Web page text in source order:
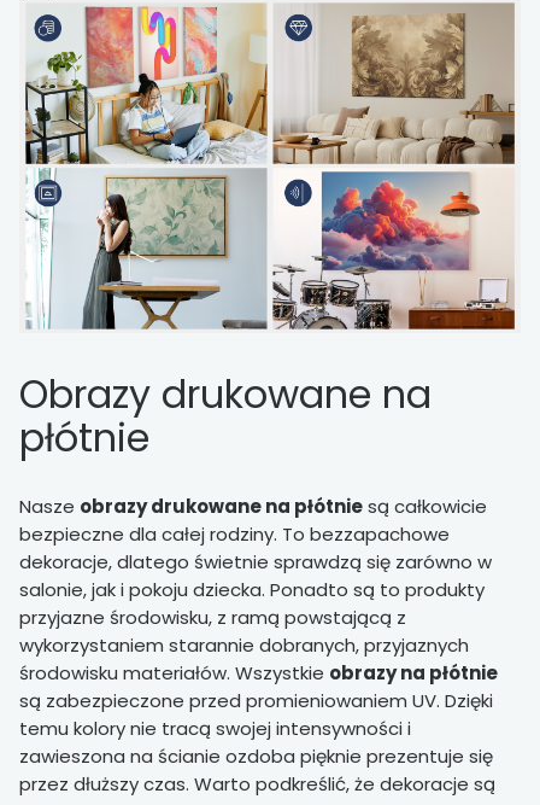
Obrazy drukowane na
płótnie
Nasze obrazy drukowane na płótniesą całkowicie
bezpieczne dla całej rodziny. To bezzapachowe
dekoracje, dlatego świetnie sprawdzą się zarówno w
salonie, jak i pokoju dziecka. Ponadto są to produkty
przyjazne środowisku, z ramą powstającą z
wykorzystaniem starannie dobranych, przyjaznych
środowisku materiałów. Wszystkie obrazy na płótnie
są zabezpieczone przed promieniowaniem UV. Dzięki
temu kolory nie tracą swojej intensywności i
zawieszona na ścianie ozdoba pięknie prezentuje się
przez dłuższy czas. Warto podkreślić, że dekoracje są